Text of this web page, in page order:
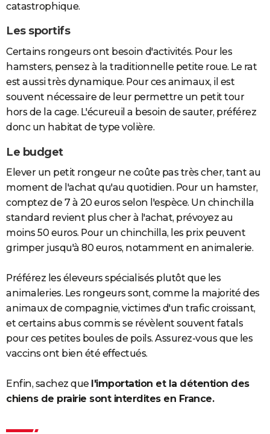
catastrophique.
Les sportifs
Certains rongeurs ont besoin d'activités. Pour les
hamsters, pensez à la traditionnelle petite roue. Le rat
est aussi très dynamique. Pour ces animaux, il est
souvent nécessaire de leur permettre un petit tour
hors de la cage. L'écureuil a besoin de sauter, préférez
donc un habitat de type volière.
Le budget
Elever un petit rongeur ne coûte pas très cher, tant au
moment de l'achat qu'au quotidien. Pour un hamster,
comptez de 7 à 20 euros selon l'espèce. Un chinchilla
standard revient plus cher à l'achat, prévoyez au
moins 50 euros. Pour un chinchilla, les prix peuvent
grimper jusqu'à 80 euros, notamment en animalerie.
Préférez les éleveurs spécialisés plutôt que les
animaleries. Les rongeurs sont, comme la majorité des
animaux de compagnie, victimes d'un trafic croissant,
et certains abus commis se révèlent souvent fatals
pour ces petites boules de poils. Assurez-vous que les
vaccins ont bien été effectués.
Enfin, sachez que l'importation et la détention des
chiens de prairie sont interdites en France.